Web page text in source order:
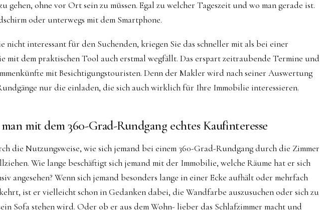
gehen, ohne vor Ort sein zu müssen. Egal zu welcher Tageszeit und wo man gerade ist.
oder unterwegs mit dem Smartphone.
nicht interessant für den Suchenden, kriegen Sie das schneller mit als bei einer
mit dem praktischen Tool auch erstmal wegfällt. Das erspart zeitraubende Termine und
mit Besichtigungstouristen. Denn der Makler wird nach seiner Auswertung
nur die einladen, die sich auch wirklich für Ihre Immobilie interessieren.
mit dem 360-Grad-Rundgang echtes Kaufinteresse
die Nutzungsweise, wie sich jemand bei einem 360-Grad-Rundgang durch die Zimmer
Wie lange beschäftigt sich jemand mit der Immobilie, welche Räume hat er sich
angesehen? Wenn sich jemand besonders lange in einer Ecke aufhält oder mehrfach
ist er vielleicht schon in Gedanken dabei, die Wandfarbe auszusuchen oder sich zu
Sofa stehen wird. Oder ob er aus dem Wohn- lieber das Schlafzimmer macht und